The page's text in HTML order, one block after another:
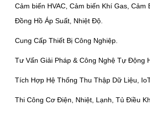
Cảm biến HVAC, Cảm biến Khí Gas, Cảm
Đồng Hồ Áp Suất, Nhiệt Độ.
Cung Cấp Thiết Bị Công Nghiệp.
Tư Vấn Giải Pháp & Công Nghệ Tự Động
Tích Hợp Hệ Thống Thu Thập Dữ Liệu,
Thi Công Cơ Điện, Nhiệt, Lạnh, Tủ Điều